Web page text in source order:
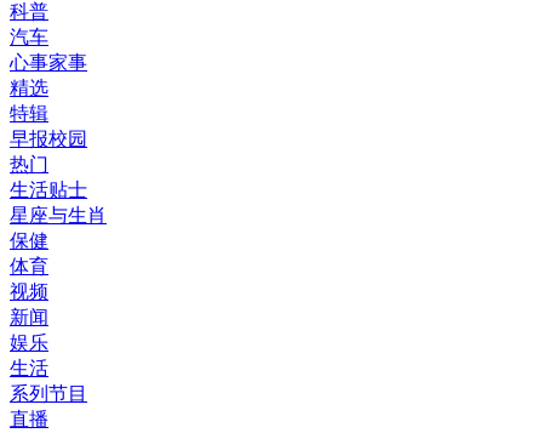
科普
汽车
心事家事
精选
特辑
早报校园
热门
生活贴士
星座与生肖
保健
体育
视频
新闻
娱乐
生活
系列节目
直播